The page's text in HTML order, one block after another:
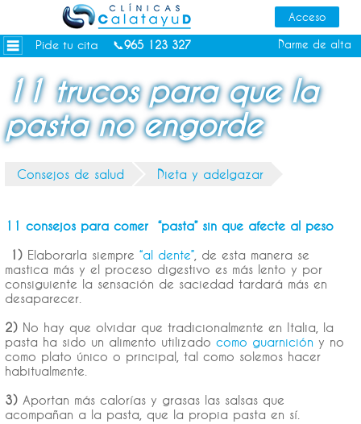
Pide tu cita 📞965 123 327 Darme de alta
Dietas personalizadas
Tratamientos Corporales
Depilación Láser Alicante
Contacto
Consejos de salud
11 trucos para que la
pasta no engorde
Consejos de salud Dieta y adelgazar
11 consejos para comer “pasta” sin que afecte al peso
1) Elaborarla siempre “al dente” , de esta manera se
mastica más y el proceso digestivo es más lento y por
consiguiente la sensación de saciedad tardará más en
desaparecer.
2) No hay que olvidar que tradicionalmente en Italia, la
pasta ha sido un alimento utilizado como guarnición y no
como plato único o principal, tal como solemos hacer
habitualmente.
3) Aportan más calorías y grasas las salsas que
acompañan a la pasta, que la propia pasta en sí.